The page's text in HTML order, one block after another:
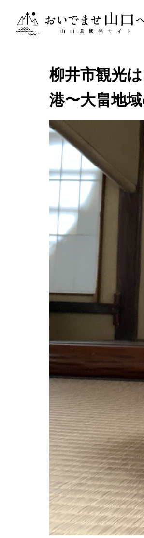
おいでませ山口へー山口県観光サイト
柳井市観光
港〜大畠地